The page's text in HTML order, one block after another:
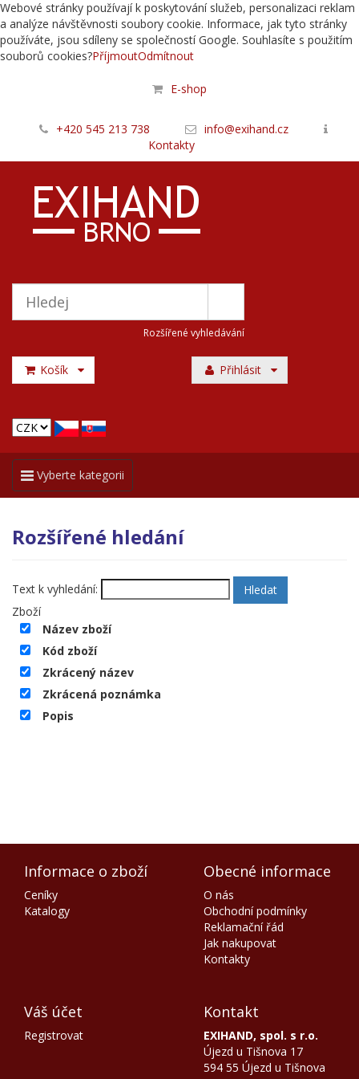
Webové stránky používají k poskytování služeb, personalizaci reklam
a analýze návštěvnosti soubory cookie. Informace, jak tyto stránky
používáte, jsou sdíleny se společností Google. Souhlasíte s použitím
souborů cookies?PříjmoutOdmítnout
E-shop
+420 545 213 738
info@exihand.cz
Kontakty
Rozšířené vyhledávání
Košík Přihlásit
Toggle
navigation
Vyberte kategorii
Rozšířené hledání
Text k vyhledání:
Zboží
Název zboží
Kód zboží
Zkrácený název
Zkrácená poznámka
Popis
Informace o zboží
Ceníky
Katalogy
Obecné informace
O nás
Obchodní podmínky
Reklamační řád
Jak nakupovat
Kontakty
Váš účet
Registrovat
Kontakt
EXIHAND, spol. s r.o.
Újezd u Tišnova 17
594 55 Újezd u Tišnova